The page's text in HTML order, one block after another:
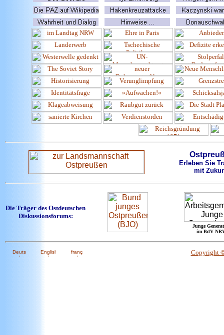
Erleben Sie
mit
Die Träger des Ostdeutschen
Diskussionsforums:
Junge
im BdV
Copyright